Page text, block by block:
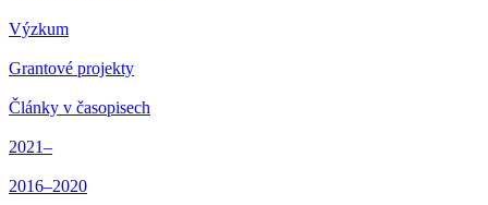
Výzkum
Grantové projekty
Články v časopisech
2021–
2016–2020